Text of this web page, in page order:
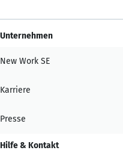
Unternehmen
New Work SE
Karriere
Presse
Hilfe & Kontakt